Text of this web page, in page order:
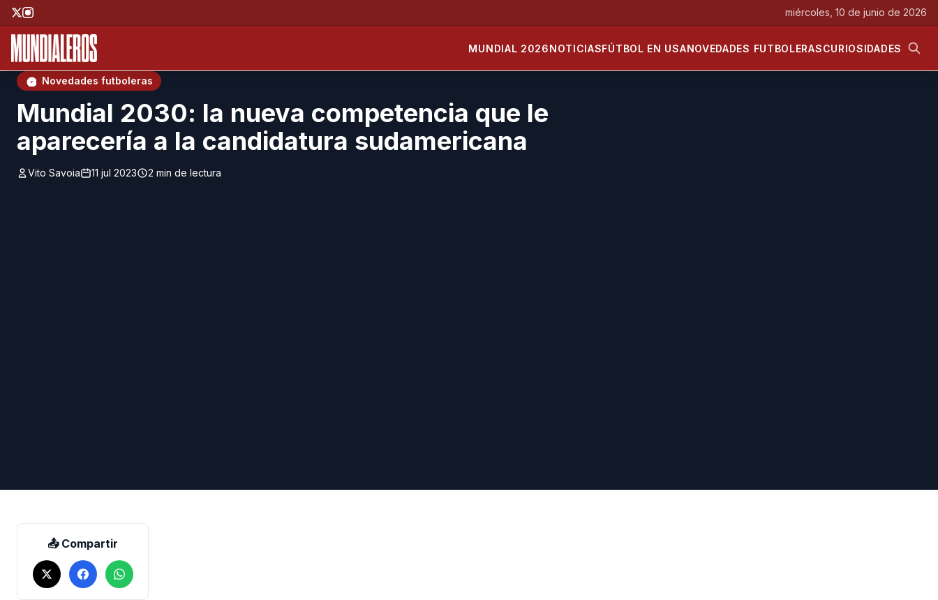
Saltar al contenido principal miércoles, 10 de junio de 2026
MUNDIAL 2026NOTICIASFÚTBOL EN USANOVEDADES FUTBOLERASCURIOSIDADES
Novedades futboleras
Mundial 2030: la nueva competencia que le
aparecería a la candidatura sudamericana
Vito Savoia 11 jul 2023 2 min de lectura
📤 Compartir